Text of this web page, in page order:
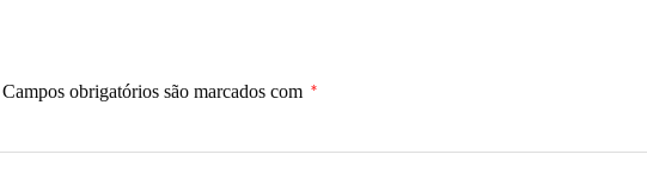
Campos obrigatórios são marcados com *